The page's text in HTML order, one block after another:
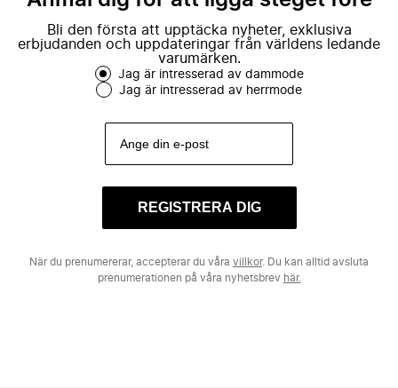
Bli den första att upptäcka nyheter, exklusiva
erbjudanden och uppdateringar från världens ledande
varumärken.
Jag är intresserad av dammode
Jag är intresserad av herrmode
REGISTRERA DIG
När du prenumererar, accepterar du våra villkor. Du kan alltid avsluta
prenumerationen på våra nyhetsbrev här.